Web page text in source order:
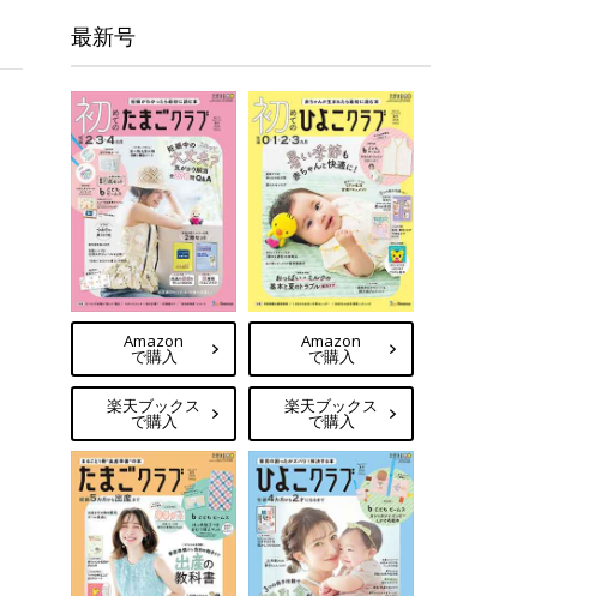
最新号
Amazon
で購入
楽天ブックス
で購入
Amazon
で購入
楽天ブックス
で購入